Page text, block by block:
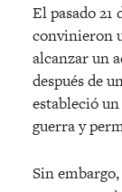
El pasado
convinieron
alcanzar un
después de
estableció
guerra y
Sin